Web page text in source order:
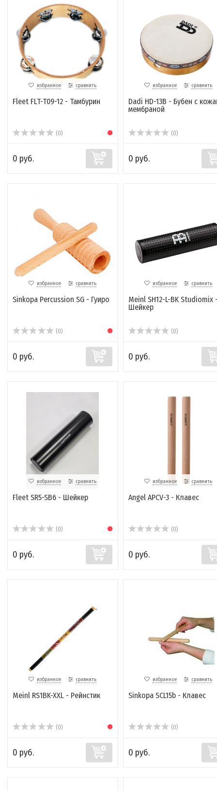
избранное сравнить
Fleet FLT-T09-12 - Тамбурин
(0)
0 руб.
избранное сравнить
Dadi HD-13B - Бубен с
мембраной
(0)
0 руб.
избранное сравнить
Sinkopa Percussion SG - Гуиро
(0)
0 руб.
избранное сравнить
Meinl SH12-L-BK Studiomix
Шейкер
(0)
0 руб.
избранное сравнить
Fleet SR5-SB6 - Шейкер
(0)
0 руб.
избранное сравнить
Angel APCV-3 - Клавес
(0)
0 руб.
избранное сравнить
Meinl RS1BK-XXL - Рейнстик
(0)
0 руб.
избранное сравнить
Sinkopa SCL15b - Клавес
(0)
0 руб.